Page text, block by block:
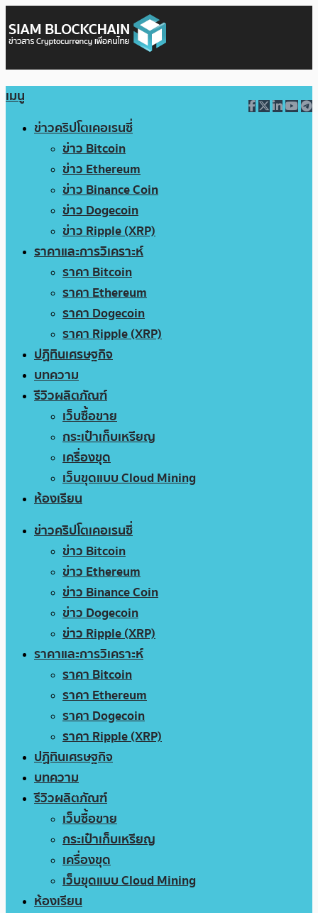
เมนู
ข่าวคริปโตเคอเรนซี่
ข่าว Bitcoin
ข่าว Ethereum
ข่าว Binance Coin
ข่าว Dogecoin
ข่าว Ripple (XRP)
ราคาและการวิเคราะห์
ราคา Bitcoin
ราคา Ethereum
ราคา Dogecoin
ราคา Ripple (XRP)
ปฏิทินเศรษฐกิจ
บทความ
รีวิวผลิตภัณฑ์
เว็บซื้อขาย
กระเป๋าเก็บเหรียญ
เครื่องขุด
เว็บขุดแบบ Cloud Mining
ห้องเรียน
ข่าวคริปโตเคอเรนซี่
ข่าว Bitcoin
ข่าว Ethereum
ข่าว Binance Coin
ข่าว Dogecoin
ข่าว Ripple (XRP)
ราคาและการวิเคราะห์
ราคา Bitcoin
ราคา Ethereum
ราคา Dogecoin
ราคา Ripple (XRP)
ปฏิทินเศรษฐกิจ
บทความ
รีวิวผลิตภัณฑ์
เว็บซื้อขาย
กระเป๋าเก็บเหรียญ
เครื่องขุด
เว็บขุดแบบ Cloud Mining
ห้องเรียน